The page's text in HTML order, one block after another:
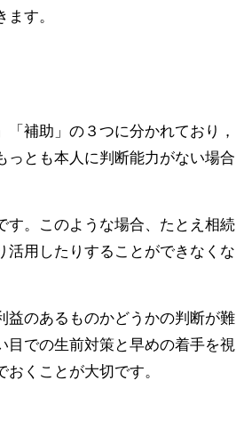
す。
補助」の３つに分かれており，
っとも本人に判断能力がない場合
す。このような場合、たとえ相続
活用したりすることができなくな
益のあるものかどうかの判断が難
目での生前対策と早めの着手を視
くことが大切です。